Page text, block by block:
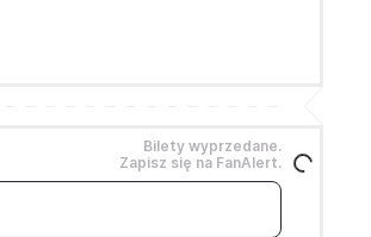
Bilety wyprzedane.
Zapisz się na FanAlert.